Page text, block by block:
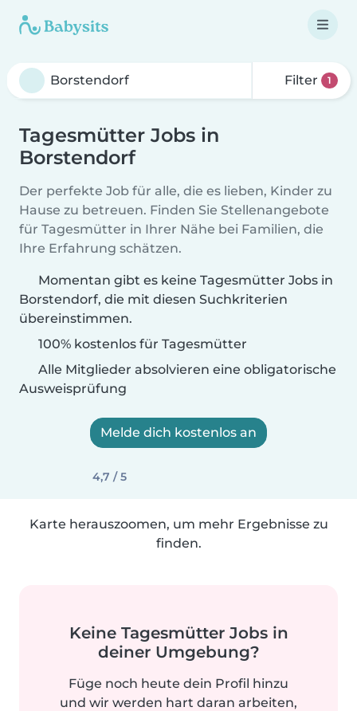
Filter 1
Tagesmütter Jobs in
Borstendorf
Der perfekte Job für alle, die es lieben, Kinder zu
Hause zu betreuen. Finden Sie Stellenangebote
für Tagesmütter in Ihrer Nähe bei Familien, die
Ihre Erfahrung schätzen.
Momentan gibt es keine Tagesmütter Jobs in
Borstendorf, die mit diesen Suchkriterien
übereinstimmen.
100% kostenlos für Tagesmütter
Alle Mitglieder absolvieren eine obligatorische
Ausweisprüfung
Melde dich kostenlos an
4,7 / 5
Karte herauszoomen, um mehr Ergebnisse zu
finden.
Keine Tagesmütter Jobs in
deiner Umgebung?
Füge noch heute dein Profil hinzu
und wir werden hart daran arbeiten,